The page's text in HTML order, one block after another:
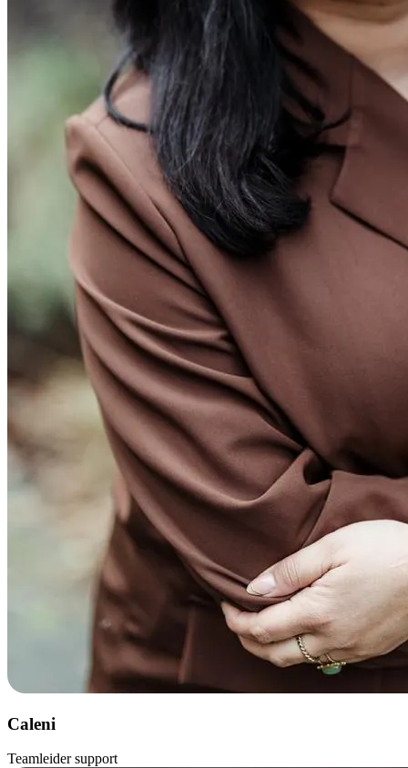
Caleni
Teamleider support